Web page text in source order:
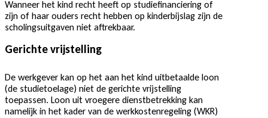
Wanneer het kind recht heeft op studiefinanciering of
zijn of haar ouders recht hebben op kinderbijslag zijn de
scholingsuitgaven niet aftrekbaar.
Gerichte vrijstelling
De werkgever kan op het aan het kind uitbetaalde loon
(de studietoelage) niet de gerichte vrijstelling
toepassen. Loon uit vroegere dienstbetrekking kan
namelijk in het kader van de werkkostenregeling (WKR)